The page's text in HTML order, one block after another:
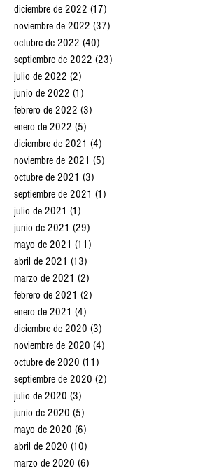
febrero de 2023 (48)48 entradas
enero de 2023 (39) 39 entradas
diciembre de 2022 (17)
noviembre de 2022 (37)37 entradas
octubre de 2022
septiembre de 2022
julio de 2022 (2) 2 entradas
junio de 2022 (1)1 entrada
febrero de 2022 (3) 3 entradas
enero de 2022 (5) 5 entradas
diciembre de 2021 (4)
noviembre de 2021 (5)5 entradas
octubre de 2021
septiembre de 2021
julio de 2021
(1) 1 entrada
junio de 2021 (29)
mayo de 2021 (11)
abril de 2021 (13)13 entradas
marzo de 2021
(2)
febrero de 2021 (2) 2 entradas
enero de 2021 (4)4 entradas
diciembre de 2020 (3)
noviembre de 2020 (4)4 entradas
octubre de 2020
septiembre de 2020
julio de 2020 (3)3 entradas
junio de 2020 (5)5 entradas
mayo de 2020 (6)6 entradas